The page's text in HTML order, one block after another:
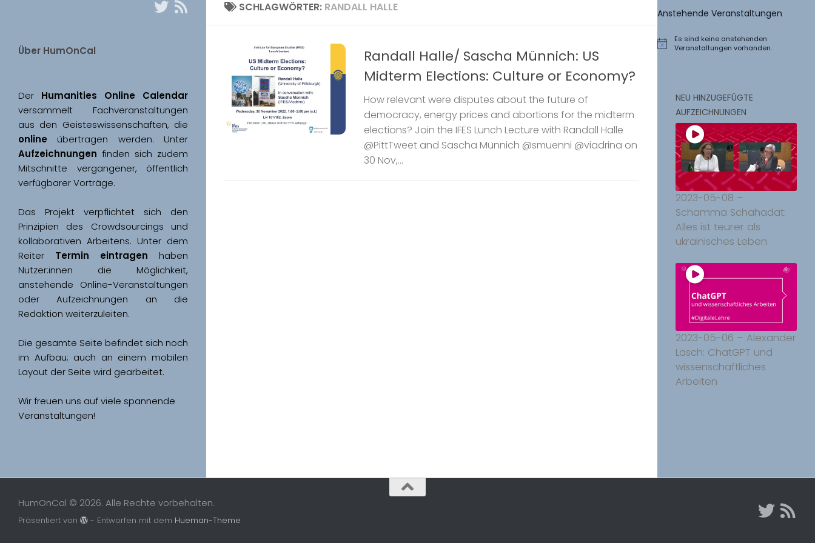
SCHLAGWÖRTER: RANDALL HALLE
Randall Halle/ Sascha Münnich: US
Midterm Elections: Culture or Economy?
How relevant were disputes about the future of
democracy, energy prices and abortions for the midterm
elections? Join the IFES Lunch Lecture with Randall Halle
@PittTweet and Sascha Münnich @smuenni @viadrina on
30 Nov,...
Über HumOnCal
Der
versammelt Fachveranstaltungen
online
Aufzeichnungen finden sich zudem
Mitschnitte vergangener, öffentlich
Das Projekt verpflichtet sich den
Prinzipien des Crowdsourcings und
kollaborativen Arbeitens. Unter dem
Reiter Termin eintragen haben
Nutzer:innen die Möglichkeit,
anstehende Online-Veranstaltungen
oder Aufzeichnungen an die
Redaktion weiterzuleiten.
Die gesamte Seite befindet sich noch
im Aufbau; auch an einem mobilen
Wir freuen uns auf viele spannende
Veranstaltungen!
Anstehende Veranstaltungen
Hinweis
Es sind keine anstehenden
Veranstaltungen vorhanden.
NEU HINZUGEFÜGTE
AUFZEICHNUNGEN
2023-05-08 –
Schamma Schahadat:
Alles ist teurer als
ukrainisches Leben
2023-05-06 – Alexander
Lasch: ChatGPT und
wissenschaftliches
Arbeiten
HumOnCal © 2026. Alle Rechte vorbehalten.
Präsentiert von - Entworfen mit dem Hueman-Theme